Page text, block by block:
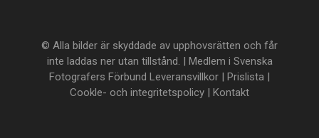
© Alla bilder är skyddade av upphovsrätten och får
inte laddas ner utan tillstånd. | Medlem i Svenska
Fotografers Förbund Leveransvillkor | Prislista |
Cookle- och integritetspolicy | Kontakt